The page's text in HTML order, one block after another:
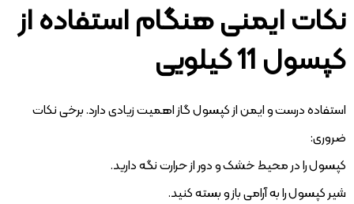
نکات ایمنی هنگام استفاده از
کپسول 11 کیلویی
استفاده درست و ایمن از کپسول گاز اهمیت زیادی دارد. برخی نکات
ضروری:
کپسول را در محیط خشک و دور از حرارت نگه دارید.
شیر کپسول را به آرامی باز و بسته کنید.